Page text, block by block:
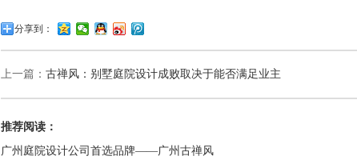
分享到：
上一篇： 古禅风：别墅庭院设计成败取决于能否满足业主
推荐阅读：
广州庭院设计公司首选品牌——广州古禅风